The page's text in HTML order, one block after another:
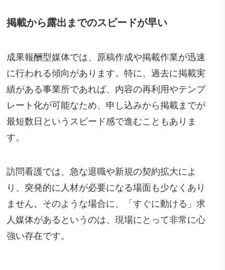
掲載から露出までのスピードが早い
成果報酬型媒体では、原稿作成や掲載作業が迅速
に行われる傾向があります。特に、過去に掲載実
績がある事業所であれば、内容の再利用やテンプ
レート化が可能なため、申し込みから掲載までが
最短数日というスピード感で進むこともありま
す。
訪問看護では、急な退職や新規の契約拡大によ
り、突発的に人材が必要になる場面も少なくあり
ません。そのような場合に、「すぐに動ける」求
人媒体があるというのは、現場にとって非常に心
強い存在です。